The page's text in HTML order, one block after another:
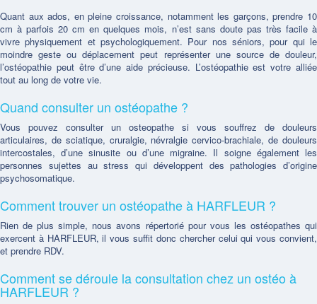
Quant aux ados, en pleine croissance, notamment les garçons, prendre 10
cm à parfois 20 cm en quelques mois, n’est sans doute pas très facile à
vivre physiquement et psychologiquement. Pour nos séniors, pour qui le
moindre geste ou déplacement peut représenter une source de douleur,
l’ostéopathie peut être d’une aide précieuse. L’ostéopathie est votre alliée
tout au long de votre vie.
Quand consulter un ostéopathe ?
Vous pouvez consulter un osteopathe si vous souffrez de douleurs
articulaires, de sciatique, cruralgie, névralgie cervico-brachiale, de douleurs
intercostales, d’une sinusite ou d’une migraine. Il soigne également les
personnes sujettes au stress qui développent des pathologies d’origine
psychosomatique.
Comment trouver un ostéopathe à HARFLEUR ?
Rien de plus simple, nous avons répertorié pour vous les ostéopathes qui
exercent à HARFLEUR, il vous suffit donc chercher celui qui vous convient,
et prendre RDV.
Comment se déroule la consultation chez un ostéo à
HARFLEUR ?